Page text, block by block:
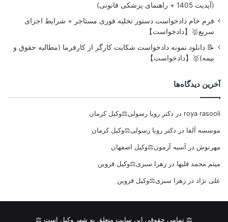
(آپدیت 1405 + راهنمای پزشکی قانونی)
فرم خام دادخواست دستور تخلیه فوری مستاجر + شرایط اجرای
سریع🥇【دادخواست】
📝 دانلود نمونه دادخواست شکایت کارگر از کارفرما (مطالبه حقوق و
بیمه)🥇【دادخواست】
آخرین دیدگاه‌ها
roya rasooli در دکتر رویا رسولی⚖️وکیل کرمان
موسسه آلفا در دکتر رویا رسولی⚖️وکیل کرمان
مهرنوش در آسیه آزمون⚖️وکیل اصفهان
میثم محمد قلیها در زهرا سبزی⚖️وکیل قزوین
علی نژاد در زهرا سبزی⚖️وکیل قزوین
⚖ تمامی حقوقی این سایت متعلق به شهر وکیل است ⚖